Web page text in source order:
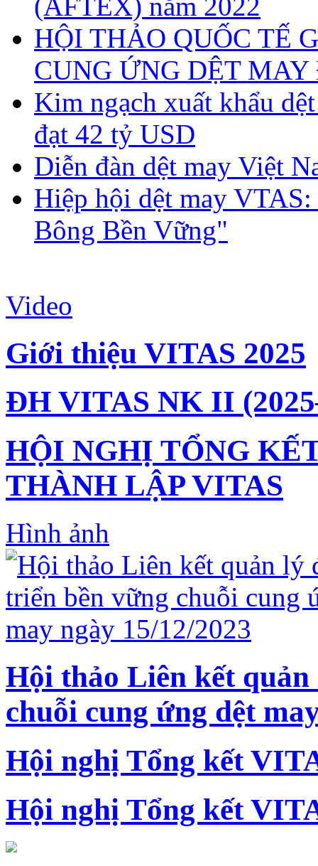
HỘI THẢO QUỐC TẾ
CUNG ỨNG DỆT
Kim ngạch xuất khẩu
đạt 42 tỷ USD
Diễn đàn dệt may Việt
Hiệp hội dệt may
Bông Bền Vững"
Video
Giới thiệu VITAS 2025
ĐH VITAS NK II
HỘI NGHỊ TỔNG
THÀNH LẬP VITAS
Hình ảnh
Hội thảo Liên kết
chuỗi cung ứng dệt
Hội nghị Tổng kết
Hội nghị Tổng kết